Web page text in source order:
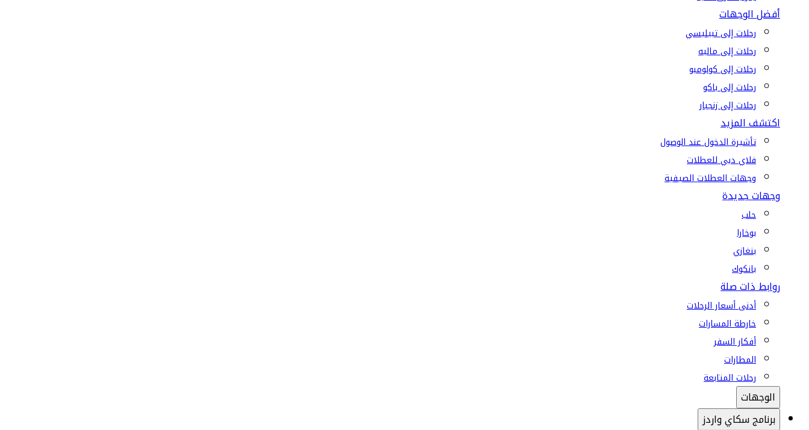
أفضل الوجهات
رحلات إلى تبيليسي
رحلات إلى ماليه
رحلات إلى كولومبو
رحلات إلى باكو
رحلات إلى زنجبار
اكتشف المزيد
تأشيرة الدخول عند الوصول
فلاي دبي للعطلات
وجهات العطلات الصيفية
وجهات جديدة
حلب
بوخارا
بنغازي
بانكوك
روابط ذات صلة
أدنى أسعار الرحلات
خارطة المسارات
أفكار السفر
المطارات
رحلات المتابعة
الوجهات
برنامج سكاي واردز